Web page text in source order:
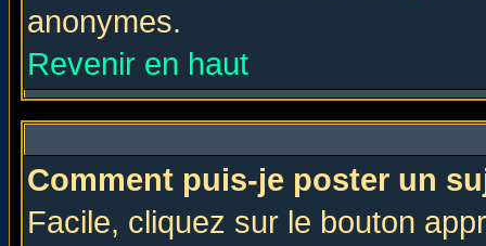
anonymes.
Revenir en haut
Comment puis-je poster un
Facile, cliquez sur le bouton